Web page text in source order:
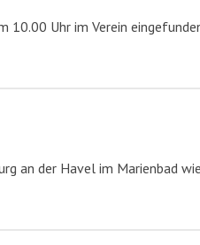
10.00 Uhr im Verein
an der Havel im Marienbad